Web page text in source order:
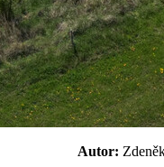
Autor: